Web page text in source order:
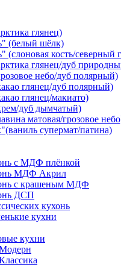
глянец)
(белый шёлк)
(слоновая кость/северный
глянец/дуб
небо/дуб полярный)
глянец/дуб полярный)
глянец/макиато)
дуб дымчатый)
матовая/грозовое
супермат/патина)
с МДФ плёнкой
МДФ Акрил
с крашеным МДФ
ДСП
кухонь
кухни
кухни